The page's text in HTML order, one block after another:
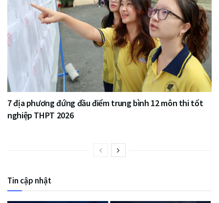
7 địa phương đứng đầu điểm trung bình 12 môn thi tốt
nghiệp THPT 2026
Tin cập nhật